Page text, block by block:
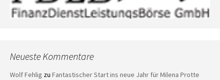
Neueste Kommentare
Wolf Fehlig zu Fantastischer Start ins neue Jahr für Milena Protte